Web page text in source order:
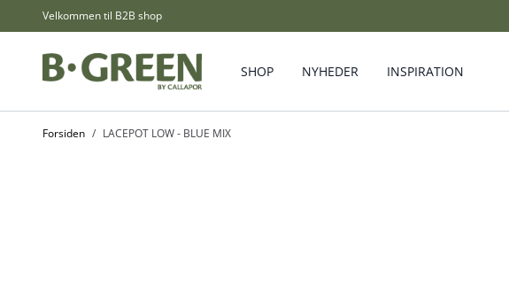
Skip to ContentVelkommen til B2B shop
SHOP NYHEDER INSPIRATION
Forsiden / LACEPOT LOW - BLUE MIX